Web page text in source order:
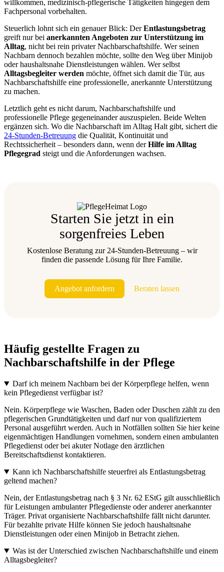
willkommen, medizinisch-pflegerische Tätigkeiten hingegen dem
Fachpersonal vorbehalten.
Steuerlich lohnt sich ein genauer Blick: DerEntlastungsbetrag
greift nur bei anerkannten Angeboten zur Unterstützung im
Alltag, nicht bei rein privater Nachbarschaftshilfe. Wer seinen
Nachbarn dennoch bezahlen möchte, sollte den Weg über Minijob
oder haushaltsnahe Dienstleistungen wählen. Wer selbst
Alltagsbegleiter werden möchte, öffnet sich damit die Tür, aus
Nachbarschaftshilfe eine professionelle, anerkannte Unterstützung
zu machen.
Letztlich geht es nicht darum, Nachbarschaftshilfe und
professionelle Pflege gegeneinander auszuspielen. Beide Welten
ergänzen sich. Wo die Nachbarschaft im Alltag Halt gibt, sichert die
24-Stunden-Betreuung die Qualität, Kontinuität und
Rechtssicherheit – besonders dann, wenn derHilfe im Alltag
Pflegegrad steigt und die Anforderungen wachsen.
Starten Sie jetzt in ein
sorgenfreies Leben
Kostenlose Beratung zur 24-Stunden-Betreuung – wir
finden die passende Lösung für Ihre Familie.
Angebot anfordern Beraten lassen
Häufig gestellte Fragen zu
Nachbarschaftshilfe in der Pflege
Darf ich meinem Nachbarn bei der Körperpflege helfen, wenn
kein Pflegedienst verfügbar ist?
Nein. Körperpflege wie Waschen, Baden oder Duschen zählt zu den
pflegerischen Grundtätigkeiten und darf nur von qualifiziertem
Personal ausgeführt werden. Auch in Notfällen sollten Sie hier keine
eigenmächtigen Handlungen vornehmen, sondern einen ambulanten
Pflegedienst oder bei akuter Notlage den ärztlichen
Bereitschaftsdienst kontaktieren.
Kann ich Nachbarschaftshilfe steuerfrei als Entlastungsbetrag
geltend machen?
Nein, der Entlastungsbetrag nach § 3 Nr. 62 EStG gilt ausschließlich
für Leistungen ambulanter Pflegedienste oder anderer anerkannter
Träger. Privat organisierte Nachbarschaftshilfe fällt nicht darunter.
Für bezahlte private Hilfe können Sie jedoch haushaltsnahe
Dienstleistungen oder einen Minijob in Betracht ziehen.
Was ist der Unterschied zwischen Nachbarschaftshilfe und einem
Alltagsbegleiter?